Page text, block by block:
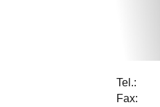
Tel.:
Fax: